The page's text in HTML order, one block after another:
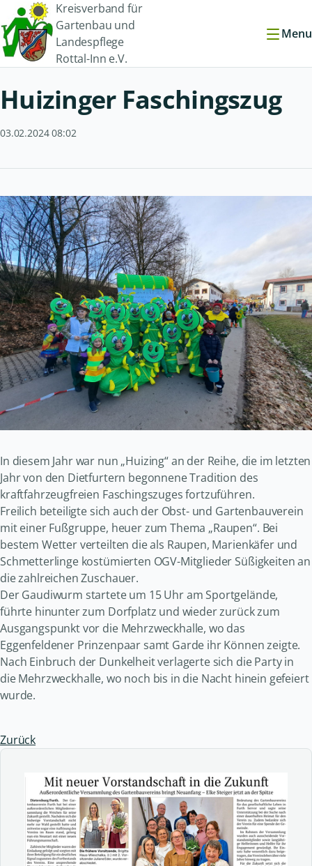
Kreisverband für
Gartenbau und
Landespflege
Rottal-Inn e.V.
Menu
Huizinger Faschingszug
03.02.2024 08:02
In diesem Jahr war nun „Huizing“ an der Reihe, die im letzten
Jahr von den Dietfurtern begonnene Tradition des
kraftfahrzeugfreien Faschingszuges fortzuführen.
Freilich beteiligte sich auch der Obst- und Gartenbauverein
mit einer Fußgruppe, heuer zum Thema „Raupen“. Bei
bestem Wetter verteilten die als Raupen, Marienkäfer und
Schmetterlinge kostümierten OGV-Mitglieder Süßigkeiten an
die zahlreichen Zuschauer.
Der Gaudiwurm startete um 15 Uhr am Sportgelände,
führte hinunter zum Dorfplatz und wieder zurück zum
Ausgangspunkt vor die Mehrzweckhalle, wo das
Eggenfeldener Prinzenpaar samt Garde ihr Können zeigte.
Nach Einbruch der Dunkelheit verlagerte sich die Party in
die Mehrzweckhalle, wo noch bis in die Nacht hinein gefeiert
wurde.
Zurück